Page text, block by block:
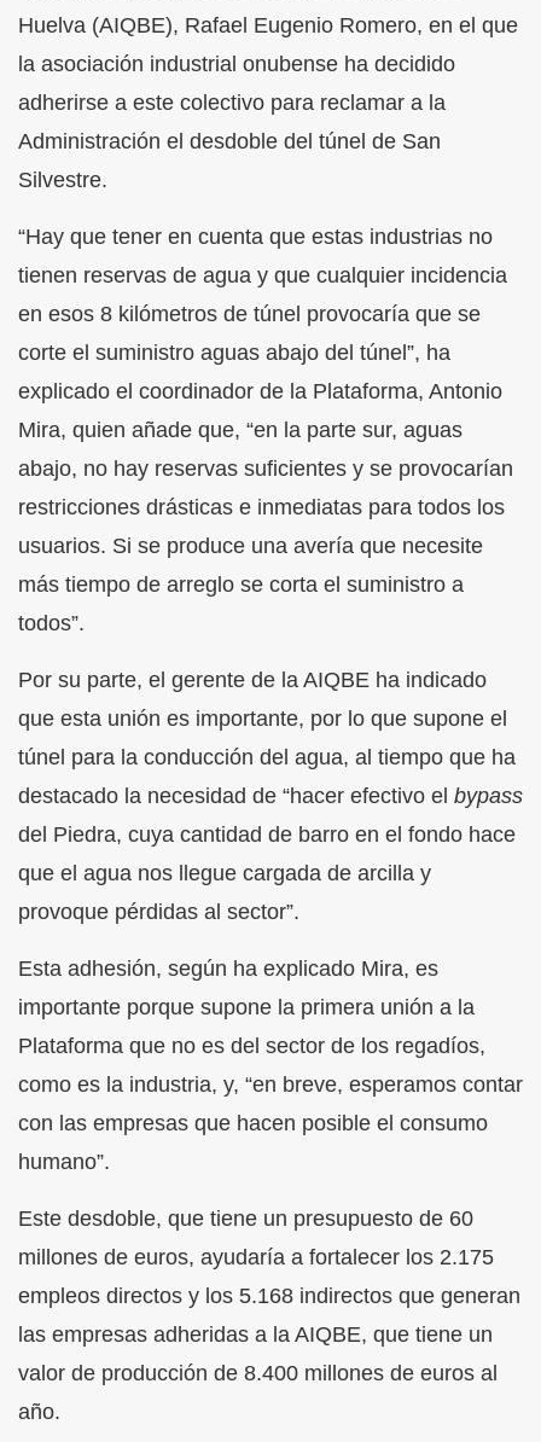
Huelva (AIQBE), Rafael Eugenio Romero, en el que
la asociación industrial onubense ha decidido
adherirse a este colectivo para reclamar a la
Administración el desdoble del túnel de San
Silvestre.
“Hay que tener en cuenta que estas industrias no
tienen reservas de agua y que cualquier incidencia
en esos 8 kilómetros de túnel provocaría que se
corte el suministro aguas abajo del túnel”, ha
explicado el coordinador de la Plataforma, Antonio
Mira, quien añade que, “en la parte sur, aguas
abajo, no hay reservas suficientes y se provocarían
restricciones drásticas e inmediatas para todos los
usuarios. Si se produce una avería que necesite
más tiempo de arreglo se corta el suministro a
todos”.
Por su parte, el gerente de la AIQBE ha indicado
que esta unión es importante, por lo que supone el
túnel para la conducción del agua, al tiempo que ha
destacado la necesidad de “hacer efectivo el bypass
del Piedra, cuya cantidad de barro en el fondo hace
que el agua nos llegue cargada de arcilla y
provoque pérdidas al sector”.
Esta adhesión, según ha explicado Mira, es
importante porque supone la primera unión a la
Plataforma que no es del sector de los regadíos,
como es la industria, y, “en breve, esperamos contar
con las empresas que hacen posible el consumo
humano”.
Este desdoble, que tiene un presupuesto de 60
millones de euros, ayudaría a fortalecer los 2.175
empleos directos y los 5.168 indirectos que generan
las empresas adheridas a la AIQBE, que tiene un
valor de producción de 8.400 millones de euros al
año.